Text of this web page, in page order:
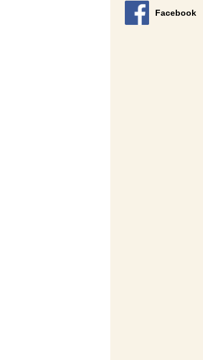
Facebook
別のウィン